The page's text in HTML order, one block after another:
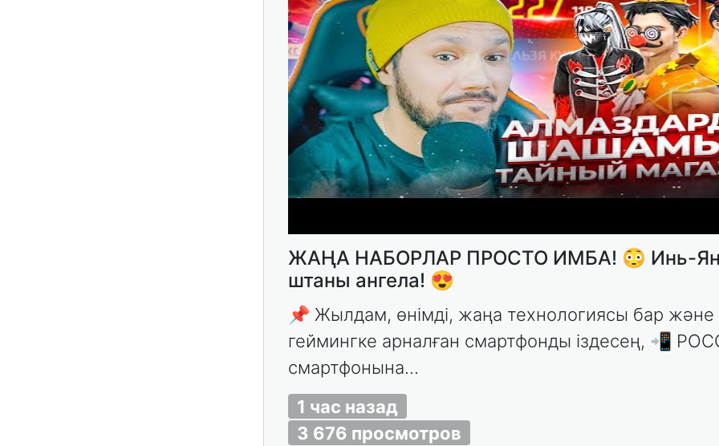
ЖАҢА НАБОРЛАР ПРОСТО ИМБА! 😳 Инь-
штаны ангела! 😍
📌 Жылдам, өнімді, жаңа технологиясы бар және
геймингке арналған смартфонды іздесең, 📲
смартфонына...
1 час назад
3 676 просмотров